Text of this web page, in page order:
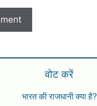
वोट करें
भारत की राजधानी क्या है?